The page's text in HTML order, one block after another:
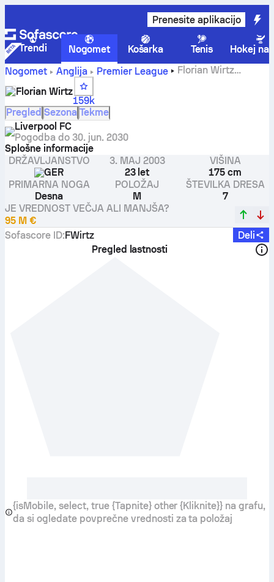
Prenesite aplikacijo
Trendi Nogomet Košarka Tenis
Hokej na
Nogomet
Anglija Premier League
Florian Wirtz
statistika, ocene in zadetki
Florian Wirtz
159k
Pregled Sezona Tekme
Liverpool FC
Pogodba do 30. jun. 2030
Splošne informacije
DRŽAVLJANSTVO
GER
3. MAJ 2003
23 let
VIŠINA
175 cm
PRIMARNA NOGA
Desna
POLOŽAJ
M
ŠTEVILKA DRESA
7
JE VREDNOST VEČJA ALI MANJŠA?
95 M €
Sofascore ID:FWirtz
Deli
Pregled lastnosti
{isMobile, select, true {Tapnite} other {Kliknite}} na grafu,
da si ogledate povprečne vrednosti za ta položaj